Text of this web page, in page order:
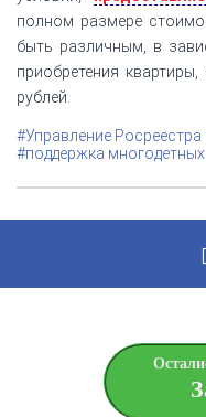
полном размере
быть различным, в
приобретения
рублей.
#Управление
#поддержка многодетных